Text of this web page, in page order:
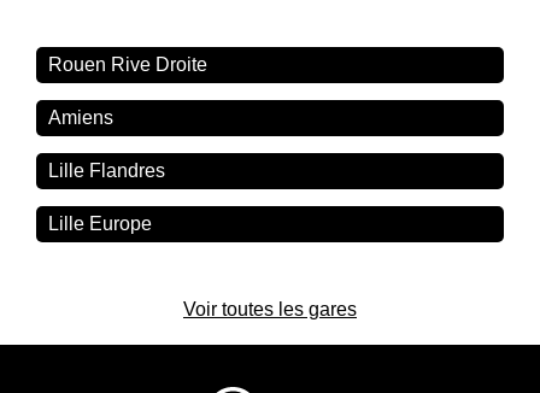
Rouen Rive Droite
Amiens
Lille Flandres
Lille Europe
Voir toutes les gares